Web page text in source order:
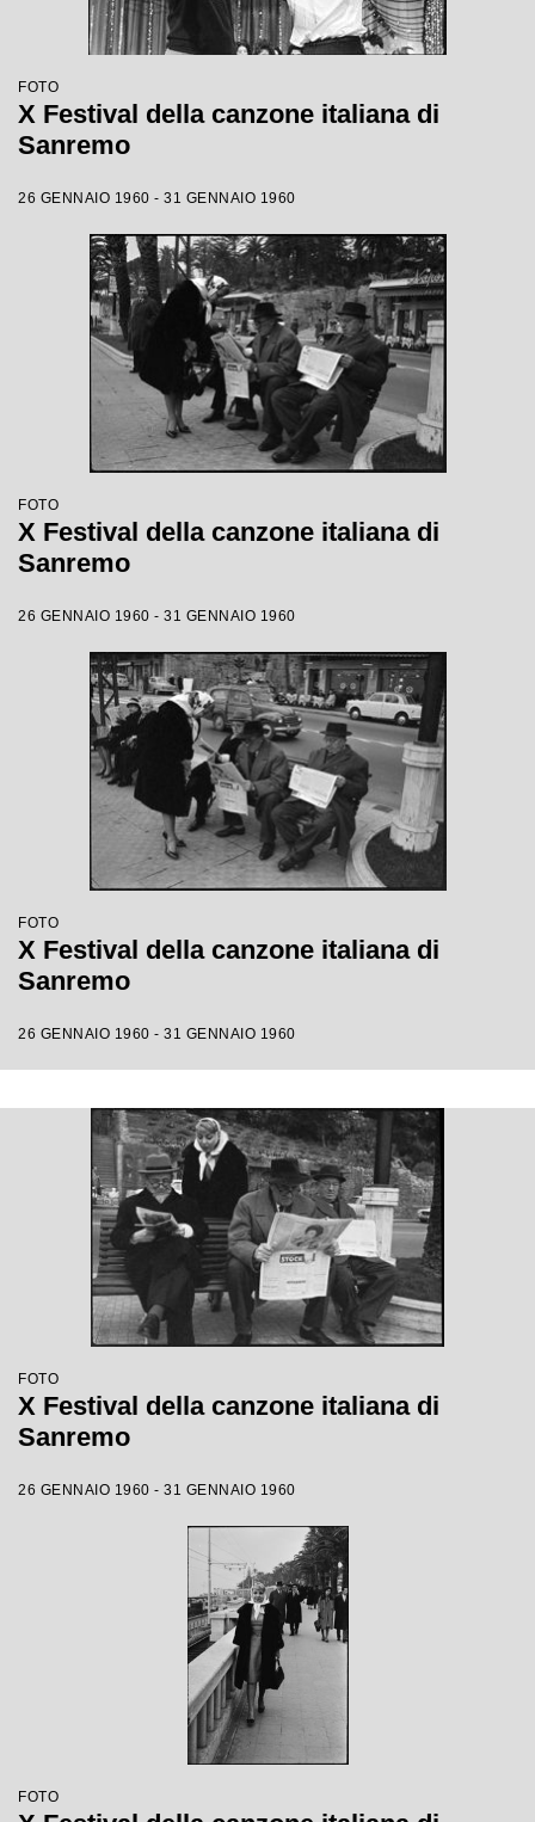
FOTO
X Festival della canzone italiana di
Sanremo
26 GENNAIO 1960 - 31 GENNAIO 1960
FOTO
X Festival della canzone italiana di
Sanremo
26 GENNAIO 1960 - 31 GENNAIO 1960
FOTO
X Festival della canzone italiana di
Sanremo
26 GENNAIO 1960 - 31 GENNAIO 1960
FOTO
X Festival della canzone italiana di
Sanremo
26 GENNAIO 1960 - 31 GENNAIO 1960
FOTO